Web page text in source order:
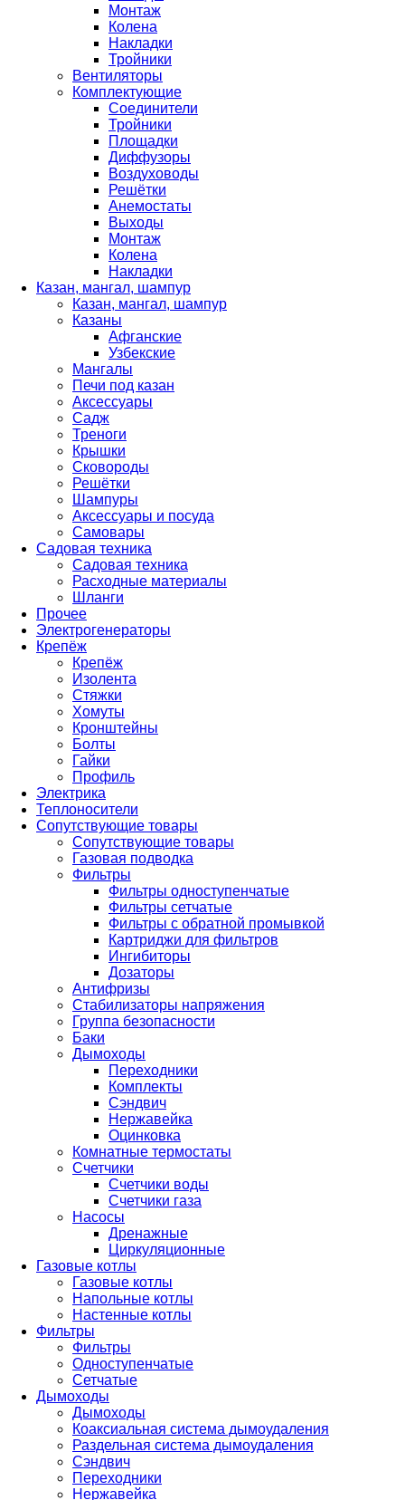
Монтаж
Колена
Накладки
Тройники
Вентиляторы
Комплектующие
Соединители
Тройники
Площадки
Диффузоры
Воздуховоды
Решётки
Анемостаты
Выходы
Монтаж
Колена
Накладки
Казан, мангал, шампур
Казан, мангал, шампур
Казаны
Афганские
Узбекские
Мангалы
Печи под казан
Аксессуары
Садж
Треноги
Крышки
Сковороды
Решётки
Шампуры
Аксессуары и посуда
Самовары
Садовая техника
Садовая техника
Расходные материалы
Шланги
Прочее
Электрогенераторы
Крепёж
Крепёж
Изолента
Стяжки
Хомуты
Кронштейны
Болты
Гайки
Профиль
Электрика
Теплоносители
Сопутствующие товары
Сопутствующие товары
Газовая подводка
Фильтры
Фильтры одноступенчатые
Фильтры сетчатые
Фильтры с обратной промывкой
Картриджи для фильтров
Ингибиторы
Дозаторы
Антифризы
Стабилизаторы напряжения
Группа безопасности
Баки
Дымоходы
Переходники
Комплекты
Сэндвич
Нержавейка
Оцинковка
Комнатные термостаты
Счетчики
Счетчики воды
Счетчики газа
Насосы
Дренажные
Циркуляционные
Газовые котлы
Газовые котлы
Напольные котлы
Настенные котлы
Фильтры
Фильтры
Одноступенчатые
Сетчатые
Дымоходы
Дымоходы
Коаксиальная система дымоудаления
Раздельная система дымоудаления
Сэндвич
Переходники
Нержавейка